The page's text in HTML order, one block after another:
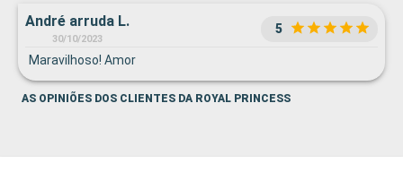
André arruda L.
30/10/2023
5
Maravilhoso! Amor
AS OPINIÕES DOS CLIENTES DA ROYAL PRINCESS